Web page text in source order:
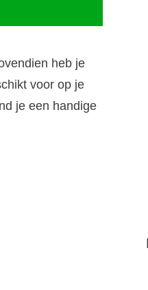
heb je
voor op je
je een handige